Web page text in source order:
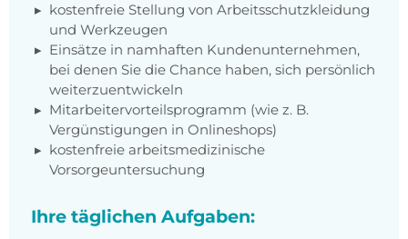
kostenfreie Stellung von Arbeitsschutzkleidung
und Werkzeugen
Einsätze in namhaften Kundenunternehmen,
bei denen Sie die Chance haben, sich persönlich
weiterzuentwickeln
Mitarbeitervorteilsprogramm (wie z. B.
Vergünstigungen in Onlineshops)
kostenfreie arbeitsmedizinische
Vorsorgeuntersuchung
Ihre täglichen Aufgaben: